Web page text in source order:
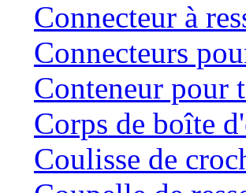
Connecteur à
Connecteurs
Conteneur pour
Corps de boîte
Coulisse de